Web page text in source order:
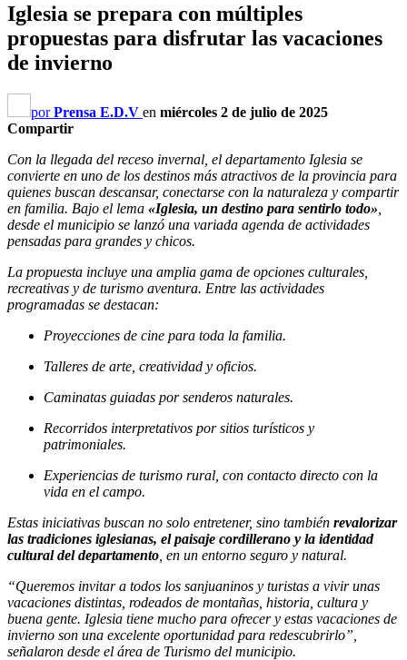
Iglesia se prepara con múltiples
propuestas para disfrutar las vacaciones
de invierno
porPrensa E.D.V en miércoles 2 de julio de 2025
Compartir
Con la llegada del receso invernal, el departamento Iglesia se
convierte en uno de los destinos más atractivos de la provincia para
quienes buscan descansar, conectarse con la naturaleza y compartir
en familia. Bajo el lema «Iglesia, un destino para sentirlo todo»
desde el municipio se lanzó una variada agenda de actividades
pensadas para grandes y chicos.
La propuesta incluye una amplia gama de opciones culturales,
recreativas y de turismo aventura. Entre las actividades
programadas se destacan:
Proyecciones de cine para toda la familia.
Talleres de arte, creatividad y oficios.
Caminatas guiadas por senderos naturales.
Recorridos interpretativos por sitios turísticos y
patrimoniales.
Experiencias de turismo rural, con contacto directo con la
vida en el campo.
Estas iniciativas buscan no solo entretener, sino también revalorizar
las tradiciones iglesianas, el paisaje cordillerano y la identidad
cultural del departamento , en un entorno seguro y natural.
“Queremos invitar a todos los sanjuaninos y turistas a vivir unas
vacaciones distintas, rodeados de montañas, historia, cultura y
buena gente. Iglesia tiene mucho para ofrecer y estas vacaciones de
invierno son una excelente oportunidad para redescubrirlo”,
señalaron desde el área de Turismo del municipio.